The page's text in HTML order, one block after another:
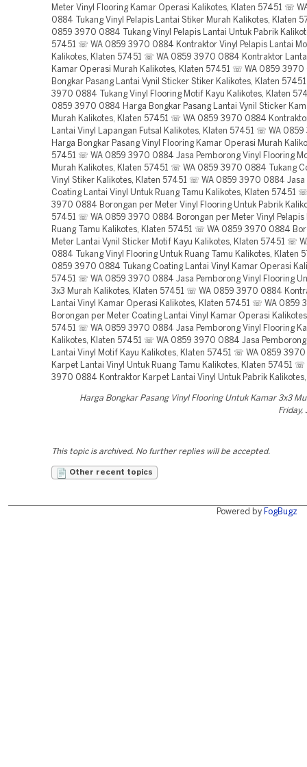
Meter Vinyl Flooring Kamar Operasi Kalikotes, Klaten 57451 ☏
0884 Tukang Vinyl Pelapis Lantai Stiker Murah Kalikotes, Klaten
0859 3970 0884 Tukang Vinyl Pelapis Lantai Untuk Pabrik
57451 ☏ WA 0859 3970 0884 Kontraktor Vinyl Pelapis Lantai
Kalikotes, Klaten 57451 ☏ WA 0859 3970 0884 Kontraktor
Kamar Operasi Murah Kalikotes, Klaten 57451 ☏ WA 0859
Bongkar Pasang Lantai Vynil Sticker Stiker Kalikotes, Klaten
3970 0884 Tukang Vinyl Flooring Motif Kayu Kalikotes, Klaten
0859 3970 0884 Harga Bongkar Pasang Lantai Vynil Sticker
Murah Kalikotes, Klaten 57451 ☏ WA 0859 3970 0884
Lantai Vinyl Lapangan Futsal Kalikotes, Klaten 57451 ☏ WA
Harga Bongkar Pasang Vinyl Flooring Kamar Operasi Murah
57451 ☏ WA 0859 3970 0884 Jasa Pemborong Vinyl Flooring
Murah Kalikotes, Klaten 57451 ☏ WA 0859 3970 0884 Tukang
Vinyl Stiker Kalikotes, Klaten 57451 ☏ WA 0859 3970 0884 Jasa
Coating Lantai Vinyl Untuk Ruang Tamu Kalikotes, Klaten 57451
3970 0884 Borongan per Meter Vinyl Flooring Untuk Pabrik
57451 ☏ WA 0859 3970 0884 Borongan per Meter Vinyl Pelapis
Ruang Tamu Kalikotes, Klaten 57451 ☏ WA 0859 3970 0884
Meter Lantai Vynil Sticker Motif Kayu Kalikotes, Klaten 57451 ☏
0884 Tukang Vinyl Flooring Untuk Ruang Tamu Kalikotes, Klaten
0859 3970 0884 Tukang Coating Lantai Vinyl Kamar Operasi
57451 ☏ WA 0859 3970 0884 Jasa Pemborong Vinyl Flooring
3x3 Murah Kalikotes, Klaten 57451 ☏ WA 0859 3970 0884
Lantai Vinyl Kamar Operasi Kalikotes, Klaten 57451 ☏ WA 0859
Borongan per Meter Coating Lantai Vinyl Kamar Operasi
57451 ☏ WA 0859 3970 0884 Jasa Pemborong Vinyl Flooring
Kalikotes, Klaten 57451 ☏ WA 0859 3970 0884 Jasa
Lantai Vinyl Motif Kayu Kalikotes, Klaten 57451 ☏ WA 0859
Karpet Lantai Vinyl Untuk Ruang Tamu Kalikotes, Klaten 57451 ☏
3970 0884 Kontraktor Karpet Lantai Vinyl Untuk Pabrik
Harga Bongkar Pasang Vinyl Flooring Untuk Kamar 3x3
Friday,
This topic is archived. No further replies will be accepted.
Other recent topics
Powered by FogBugz